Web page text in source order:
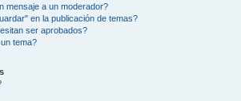
mensaje a un moderador?
en la publicación de temas?
ser aprobados?
tema?